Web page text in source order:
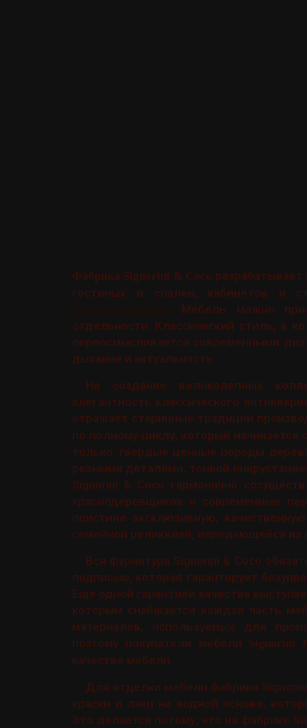
Фабрика Signorini & Coco
гостиных и спален, кабинетов и
Мебель можно
отдельности. Классический стиль, в
переосмысливается современными
дыхание и актуальность.
На создание великолепных
элегантность классического
отражает старинные традиции
по полному циклу, который
только твердые ценные породы
резными деталями, тонкой
Signorini & Coco гармонично
краснодеревщиков и современные
поистине эксклюзивную,
семейной реликвией, передающейся из
Вся фурнитура Signorini & Coco
подписью, которая гарантирует
Еще одной гарантией качества
которым снабжается каждая часть
материалов, используемых для
поэтому покупатели мебели Signorini
качестве мебели.
Для отделки мебели фабрика
краски и лаки на водной основе,
Это делается потому, что на фабрике